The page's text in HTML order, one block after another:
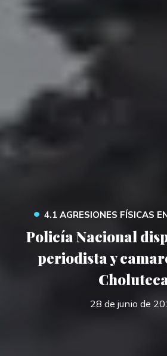
• 4.1 AGRESIONES FÍSICAS
Policía Nacional
periodista y
Choluteca
28 de junio de